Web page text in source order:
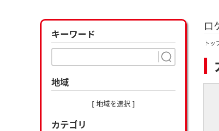
キーワード
地域
[ 地域を選択 ]
カテゴリ
ロ
トッ